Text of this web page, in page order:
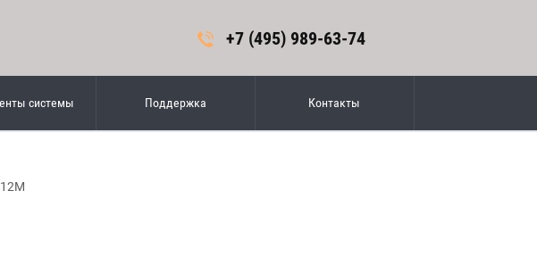
+7 (495) 989-63-74
системы Поддержка Контакты